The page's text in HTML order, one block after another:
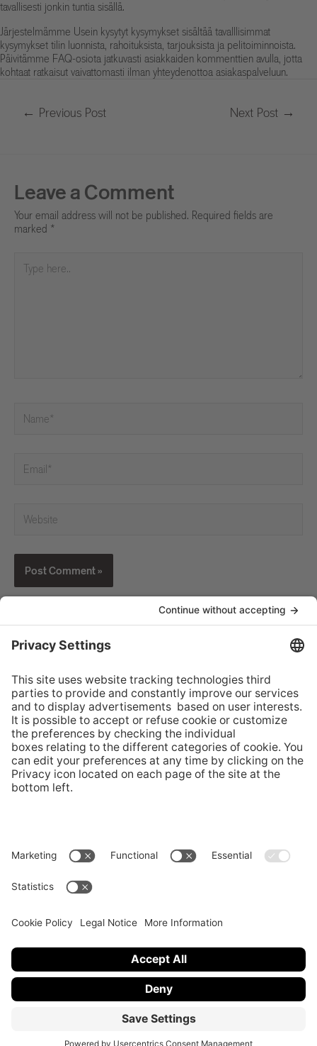
tavallisesti jonkin tuntia sisällä.
Järjestelmämme Usein kysytyt kysymykset sisältää tavalllisimmat
kysymykset tilin luonnista, rahoituksista, tarjouksista ja pelitoiminnoista.
Päivitämme FAQ-osiota jatkuvasti asiakkaiden kommenttien avulla, jotta
kohtaat ratkaisut vaivattomasti ilman yhteydenottoa asiakaspalveluun.
← Previous Post Next Post →
Leave a Comment
Your email address will not be published. Required fields are
marked *
Summer Summit
Via Buffi 13
6900 Lugano, Svizzera
tel +41 58 666 4950
MEM@usi.ch
Follow us
© Università della Svizzera italiana
Cookie policy
Latitude 46